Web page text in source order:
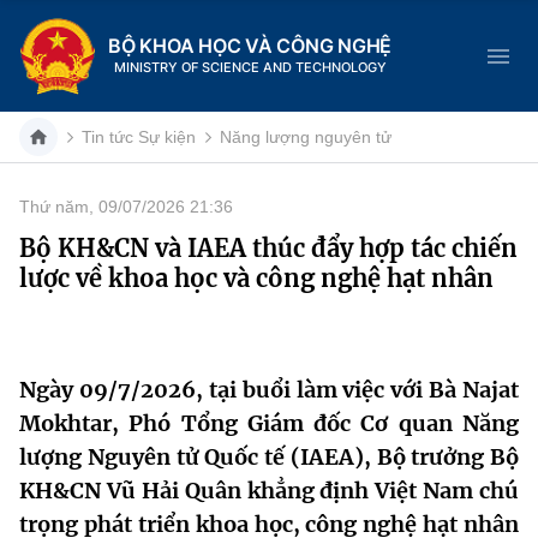
BỘ KHOA HỌC VÀ CÔNG NGHỆ
MINISTRY OF SCIENCE AND TECHNOLOGY
Danh mục
Trang chủ
Chức năng nhiệm vụ
Cơ cấu tổ chức
Lịch sử phát triển
Tin tức sự kiện
Khoa học và Công nghệ
Đổi mới sáng tạo
Dịch vụ công
Hệ thống văn bản
Tin tức Sự kiện Năng lượng nguyên tử
Thứ năm, 09/07/2026 21:36
Bộ KH&CN và IAEA thúc đẩy hợp tác chiến
lược về khoa học và công nghệ hạt nhân
Ngày 09/7/2026, tại buổi làm việc với Bà Najat
Mokhtar, Phó Tổng Giám đốc Cơ quan Năng
lượng Nguyên tử Quốc tế (IAEA), Bộ trưởng Bộ
KH&CN Vũ Hải Quân khẳng định Việt Nam chú
trọng phát triển khoa học, công nghệ hạt nhân